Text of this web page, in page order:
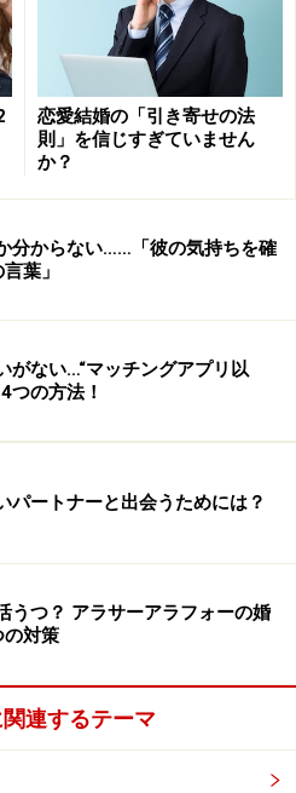
ンライン婚活にどんな心配や
？
がどういう人に見られている
素性が、本当に経歴に書いて
。
者なのでは？と疑問に思って
聞きます。
会うこと自体に抵抗があり、
考えている人たちもいます。
です。
トのような部分ばかりに目を
りません。
時に把握した上で、オンライ
えた方が正確な判断ができま
も、利用するかどうかを決め
逆にすでに利用している人に
が分かるでしょう。
恋愛結婚の「引き寄せの法
則」を信じすぎていません
か？
分からない……「彼の気持ちを確
葉」
がない…“マッチングアプリ以
つの方法！
パートナーと出会うためには？
うつ？ アラサーアラフォーの婚
の対策
連するテーマ